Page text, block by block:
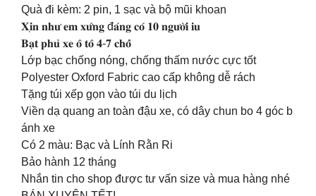
Quà đi kèm: 2 pin, 1 sạc và bộ mũi khoan
𝐗𝐢̣𝐧 𝐧𝐡𝐮̛ 𝐞𝐦 𝐱𝐮̛́𝐧𝐠 đ𝐚́𝐧𝐠 𝐜𝐨́ 𝟏𝟎 𝐧𝐠𝐮̛𝐨̛̀𝐢 𝐢𝐮
𝐁𝐚̣𝐭 𝐩𝐡𝐮̉ 𝐱𝐞 𝐨̂ 𝐭𝐨̂ 𝟒-𝟕 𝐜𝐡𝐨̂̉
Lớp bạc chống nóng, chống thấm nước cực tốt
Polyester Oxford Fabric cao cấp không dễ rách
Tặng túi xếp gọn vào túi du lịch
Viền dạ quang an toàn đậu xe, có dây chun bo 4 góc b
ánh xe
Có 2 màu: Bạc và Lính Rằn Ri
Bảo hành 12 tháng
Nhắn tin cho shop được tư vấn size và mua hàng nhé